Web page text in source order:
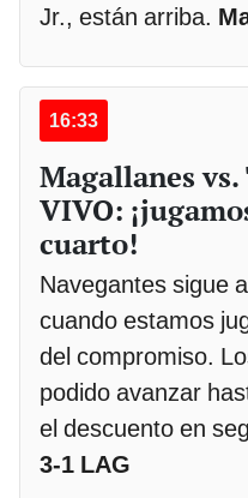
Jr., están arriba.
16:33
Magallanes
VIVO:
cuarto!
Navegantes sigue
cuando estamos
del compromiso.
podido avanzar
el descuento en
3-1 LAG